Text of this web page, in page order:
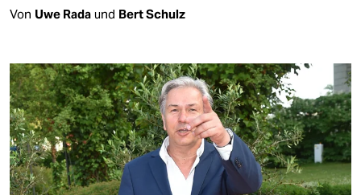
Von Uwe Rada und Bert Schulz